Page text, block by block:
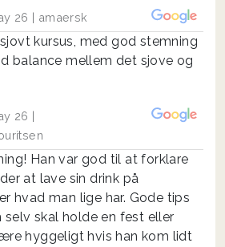
26 | amaersk
kursus, med god stemning
balance mellem det sjove og
26 |
Han var god til at forklare
at lave sin drink på
hvad man lige har. Gode tips
selv skal holde en fest eller
hyggeligt hvis han kom lidt